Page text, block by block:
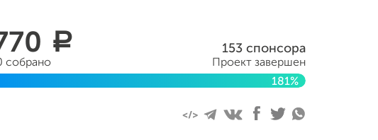
a
собрано
153 спонсора
Проект завершен
181%
15 апреля 2015